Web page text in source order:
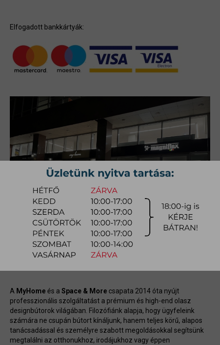
Elfogadott bankkártyák:
A MyHome és a Space & More csapata 2014 óta nyújt
professzionális szolgáltatást a prémium és high-end olasz
designbútorok világában. Filozófiánk alapja, hogy ügyfeleink
számára ne csupán bútort kínáljunk, hanem teljes körű, alapos
tanácsadással és személyre szabott megoldásokkal segítsünk
megtalálni az otthonukhoz, irodájukhoz vagy éppen